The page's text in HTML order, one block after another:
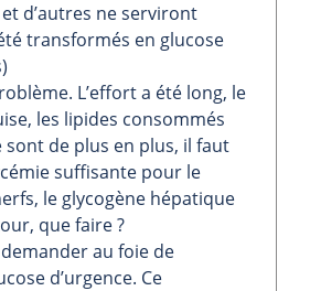
d’autres ne serviront
transformés en glucose
L’effort a été long, le
les lipides consommés
sont de plus en plus, il faut
suffisante pour le
le glycogène hépatique
que faire ?
demander au foie de
d’urgence. Ce